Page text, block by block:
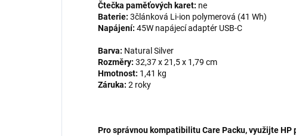
Čtečka paměťových karet: ne
Baterie: 3článková Li-ion polymerová (41 Wh)
Napájení: 45W napájecí adaptér USB-C
Barva: Natural Silver
Rozměry: 32,37 x 21,5 x 1,79 cm
Hmotnost: 1,41 kg
Záruka: 2 roky
Pro správnou kompatibilitu Care Packu, využijte HP